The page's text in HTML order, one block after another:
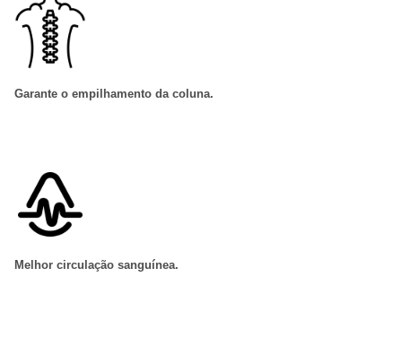
Garante o empilhamento da coluna.
Melhor circulação sanguínea.